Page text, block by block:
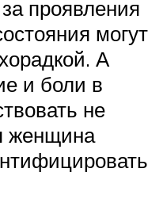
проявления
могут
А
и боли в
не
женщина